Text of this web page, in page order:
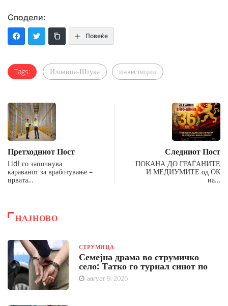
Сподели:
Повеќе
Tags: Иловица-Штука инвестиции
Претходниот Пост
Lidl го започнува
караванот за вработување –
првата…
Следниот Пост
ПОКАНА ДО ГРАЃАНИТЕ
И МЕДИУМИТЕ од ОК
на…
НАЈНОВО
СТРУМИЦА
Семејна драма во струмичко
село: Татко го турнал синот по
август 9, 2026